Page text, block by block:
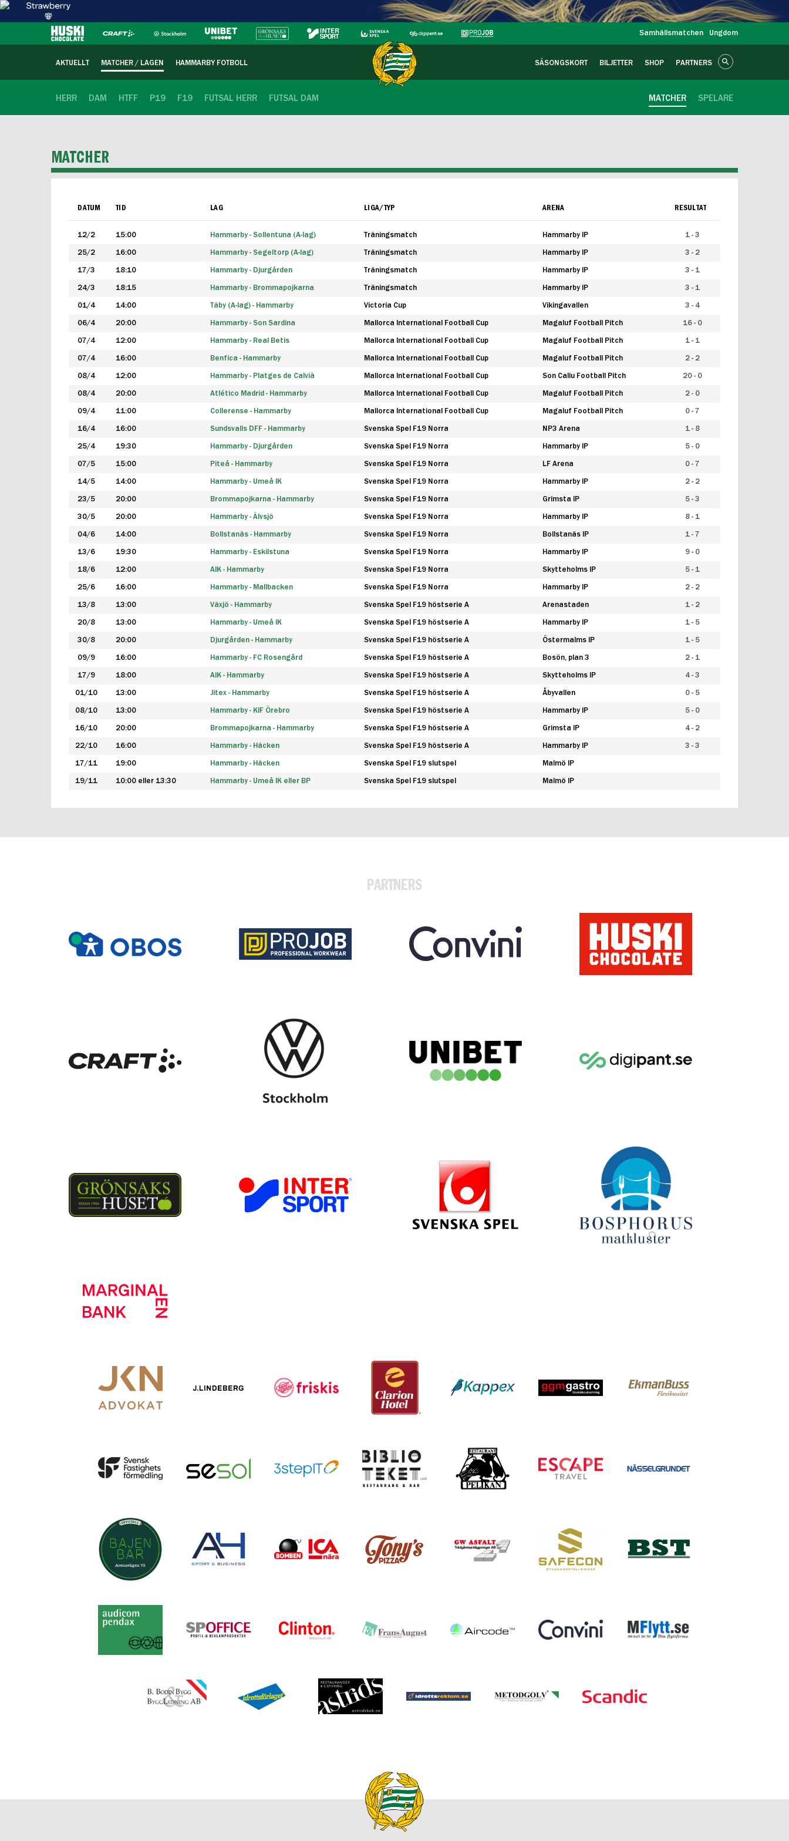
Samhällsmatchen Ungdom
AKTUELLT MATCHER / LAGEN HAMMARBY FOTBOLL SÄSONGSKORT BILJETTER SHOP PARTNERS
HERR DAM HTFF P19 F19 FUTSAL HERR FUTSAL DAM SPELARE
MATCHER
MATCHER
DATUM TID LAG LIGA/TYP ARENA RESULTAT
12/2 15:00 Hammarby - Sollentuna (A-lag) Träningsmatch Hammarby IP 1 - 3
25/2 16:00 Hammarby - Segeltorp (A-lag) Träningsmatch Hammarby IP 3 - 2
17/3 18:10 Hammarby - Djurgården Träningsmatch Hammarby IP 3 - 1
24/3 18:15 Hammarby - Brommapojkarna Träningsmatch Hammarby IP 3 - 1
01/4 14:00 Täby (A-lag) - Hammarby Victoria Cup Vikingavallen 3 - 4
06/4 20:00 Hammarby - Son Sardina Mallorca International Football Cup Magaluf Football Pitch 16 - 0
07/4 12:00 Hammarby - Real Betis Mallorca International Football Cup Magaluf Football Pitch 1 - 1
07/4 16:00 Benfica - Hammarby Mallorca International Football Cup Magaluf Football Pitch 2 - 2
08/4 12:00 Hammarby - Platges de Calvià Mallorca International Football Cup Son Caliu Football Pitch 20 - 0
08/4 20:00 Atlético Madrid - Hammarby Mallorca International Football Cup Magaluf Football Pitch 2 - 0
09/4 11:00 Collerense - Hammarby Mallorca International Football Cup Magaluf Football Pitch 0 - 7
16/4 16:00 Sundsvalls DFF - Hammarby Svenska Spel F19 Norra NP3 Arena 1 - 8
25/4 19:30 Hammarby - Djurgården Svenska Spel F19 Norra Hammarby IP 5 - 0
07/5 15:00 Piteå - Hammarby Svenska Spel F19 Norra LF Arena 0 - 7
14/5 14:00 Hammarby - Umeå IK Svenska Spel F19 Norra Hammarby IP 2 - 2
23/5 20:00 Brommapojkarna - Hammarby Svenska Spel F19 Norra Grimsta IP 5 - 3
30/5 20:00 Hammarby - Älvsjö Svenska Spel F19 Norra Hammarby IP 8 - 1
04/6 14:00 Bollstanäs - Hammarby Svenska Spel F19 Norra Bollstanäs IP 1 - 7
13/6 19:30 Hammarby - Eskilstuna Svenska Spel F19 Norra Hammarby IP 9 - 0
18/6 12:00 AIK - Hammarby Svenska Spel F19 Norra Skytteholms IP 5 - 1
25/6 16:00 Hammarby - Mallbacken Svenska Spel F19 Norra Hammarby IP 2 - 2
13/8 13:00 Växjö - Hammarby Svenska Spel F19 höstserie A Arenastaden 1 - 2
20/8 13:00 Hammarby - Umeå IK Svenska Spel F19 höstserie A Hammarby IP 1 - 5
30/8 20:00 Djurgården - Hammarby Svenska Spel F19 höstserie A Östermalms IP 1 - 5
09/9 16:00 Hammarby - FC Rosengård Svenska Spel F19 höstserie A Bosön, plan 3 2 - 1
17/9 18:00 AIK - Hammarby Svenska Spel F19 höstserie A Skytteholms IP 4 - 3
01/10 13:00 Jitex - Hammarby Svenska Spel F19 höstserie A Åbyvallen 0 - 5
08/10 13:00 Hammarby - KIF Örebro Svenska Spel F19 höstserie A Hammarby IP 5 - 0
16/10 20:00 Brommapojkarna - Hammarby Svenska Spel F19 höstserie A Grimsta IP 4 - 2
22/10 16:00 Hammarby - Häcken Svenska Spel F19 höstserie A Hammarby IP 3 - 3
17/11 19:00 Hammarby - Häcken Svenska Spel F19 slutspel Malmö IP
19/11 10:00 eller 13:30 Hammarby - Umeå IK eller BP Svenska Spel F19 slutspel Malmö IP
PARTNERS